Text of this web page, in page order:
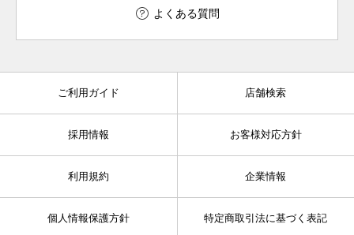
よくある質問
ご利用ガイド 店舗検索
採用情報 お客様対応方針
利用規約 企業情報
個人情報保護方針 特定商取引法に基づく表記